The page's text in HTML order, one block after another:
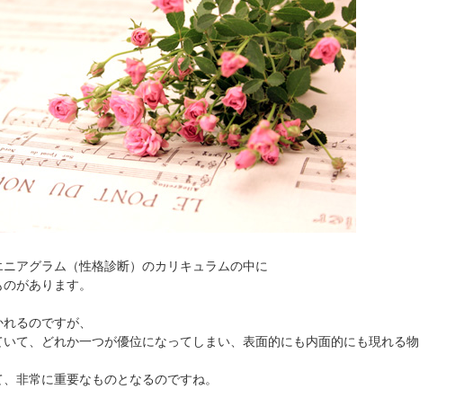
アグラム（性格診断）のカリキュラムの中に
があります。
るのですが、
て、どれか一つが優位になってしまい、表面的にも内面的にも現れる物
非常に重要なものとなるのですね。